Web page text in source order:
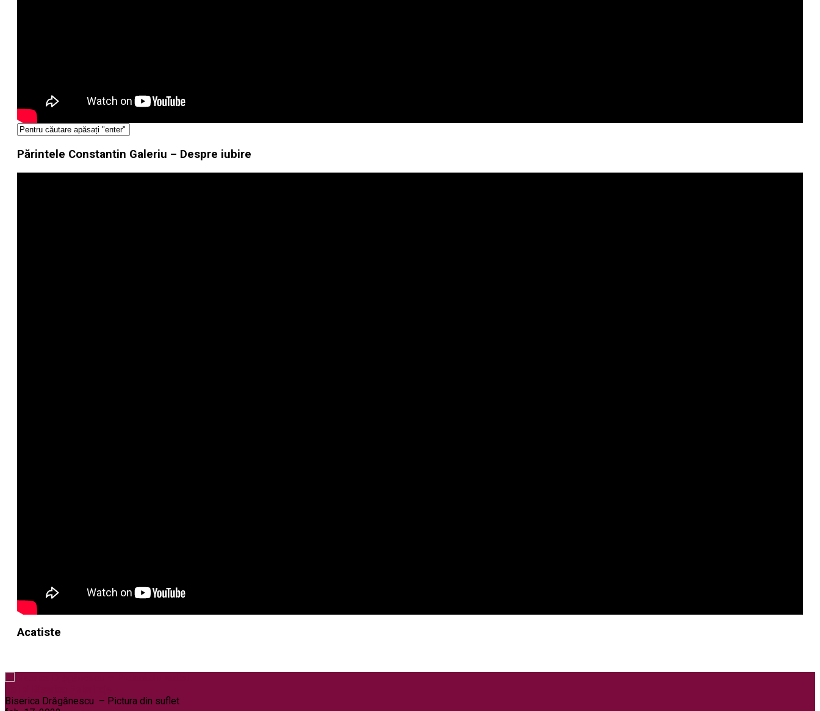
Părintele Constantin Galeriu – Despre iubire
Acatiste
Biserica Drăgănescu – Pictura din suflet